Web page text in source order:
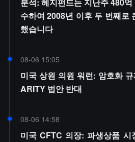
수하여 2008년 이후 두 번째로
했습니다
08-06 15:05
미국 상원 의원 워런: 암호화
ARITY 법안 반대
08-06 14:58
미국 CFTC 의장: 파생상품 시